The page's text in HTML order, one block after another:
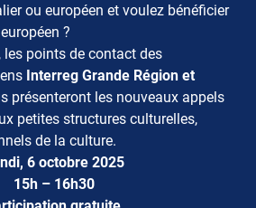
ou européen et voulez bénéficier
?
les points de contact des
Interreg Grande Région et
présenteront les nouveaux appels
petites structures culturelles,
de la culture.
6 octobre 2025
15h – 16h30